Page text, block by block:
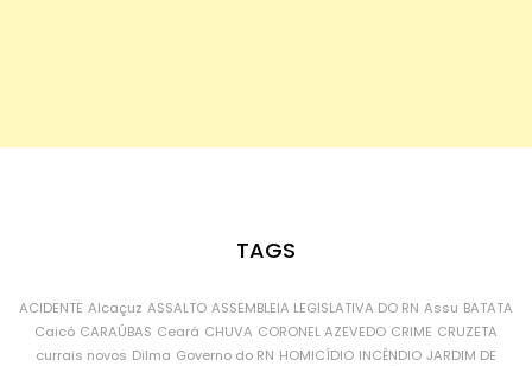
TAGS
ACIDENTE Alcaçuz ASSALTO ASSEMBLEIA LEGISLATIVA DO RN Assu BATATA
Caicó CARAÚBAS Ceará CHUVA CORONEL AZEVEDO CRIME CRUZETA
currais novos Dilma Governo do RN HOMICÍDIO INCÊNDIO JARDIM DE